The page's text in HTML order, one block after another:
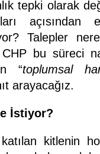
tepki olarak
açısından
Talepler
bu süreci
“toplumsal
arayacağız.
İstiyor?
kitlenin